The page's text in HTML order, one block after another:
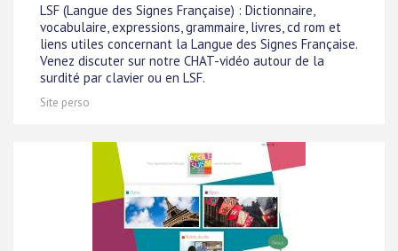
LSF (Langue des Signes Française) : Dictionnaire,
vocabulaire, expressions, grammaire, livres, cd rom et
liens utiles concernant la Langue des Signes Française.
Venez discuter sur notre CHAT-vidéo autour de la
surdité par clavier ou en LSF.
Site perso